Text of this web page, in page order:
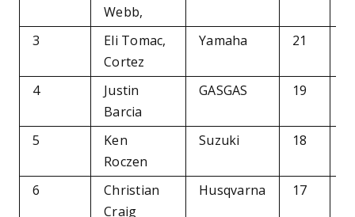
Webb,
3
Eli Tomac,
Cortez
Yamaha 21
4
Justin
Barcia
GASGAS 19
5
Ken
Roczen
Suzuki 18
6
Christian
Craig
Husqvarna 17